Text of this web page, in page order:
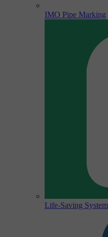
IMO Pipe Marking
Life-Saving System